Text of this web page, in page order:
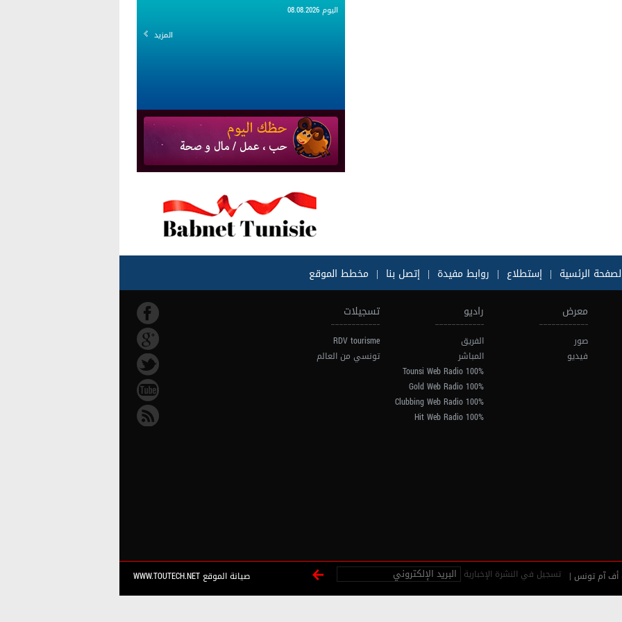
اليوم 08.08.2026
المزيد
الرئسية | إستطلاع | روابط مفيدة | إتصل بنا | مخطط الموقع
معرض
صور
فيديو
راديو
الفريق
المباشر
100% Tounsi Web Radio
100% Gold Web Radio
100% Clubbing Web Radio
100% Hit Web Radio
تسجيلات
RDV tourisme
تونسي من العالم
تسجيل في النشرة الإخبارية صيانة الموقع WWW.TOUTECH.NET